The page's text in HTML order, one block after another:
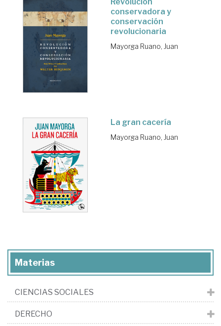
conservadora y
conservación
revolucionaria
Mayorga Ruano, Juan
La gran cacería
Mayorga Ruano, Juan
Materias
CIENCIAS SOCIALES
DERECHO